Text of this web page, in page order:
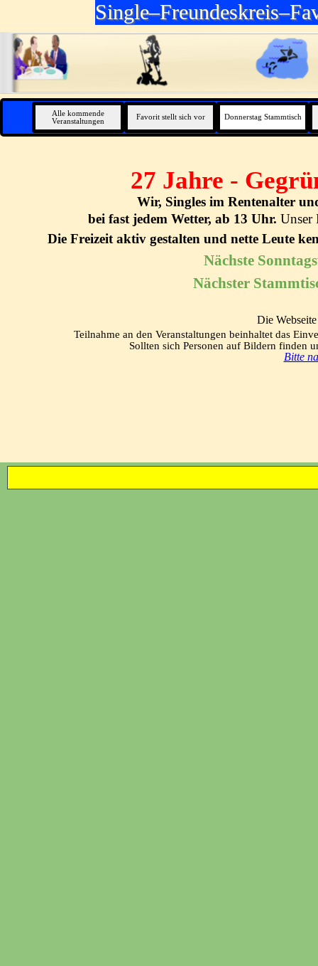
Direkt zum Seiteninhalt
Alle kommende
Veranstaltungen
Favorit stellt sich vor Donnerstag Stammtisch
27 Jahre -
Wir, Singles im Rentenalter
bei fast jedem Wetter, ab 13 Uhr. Unser
Die Freizeit aktiv gestalten und nette Leute
Nächste
Nächster
Die
Teilnahme an den Veranstaltungen beinhaltet das
Sollten sich Personen auf Bildern finden
Bitte